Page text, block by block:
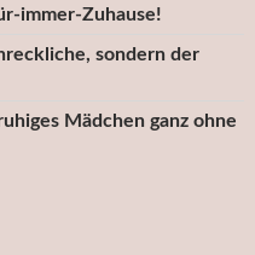
immer-Zuhause!
sondern der
Mädchen ganz ohne